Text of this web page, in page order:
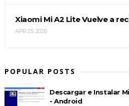
Xiaomi Mi A2 Lite Vuelve a
APR 25, 2020
POPULAR POSTS
Descargar e Instalar
- Android